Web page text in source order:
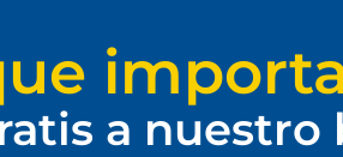
a nuestro